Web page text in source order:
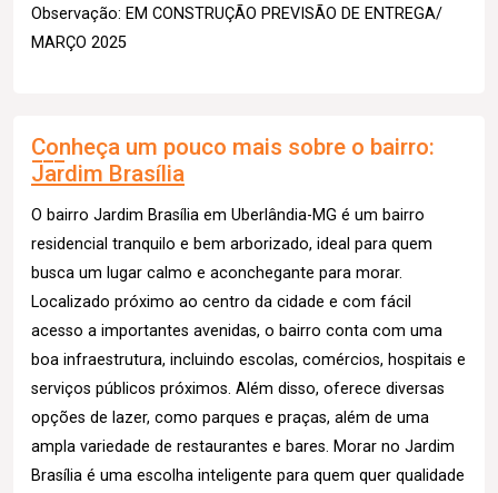
Observação: EM CONSTRUÇÃO PREVISÃO DE ENTREGA/
MARÇO 2025
Conheça um pouco mais sobre o bairro:
Jardim Brasília
O bairro Jardim Brasília em Uberlândia-MG é um bairro
residencial tranquilo e bem arborizado, ideal para quem
busca um lugar calmo e aconchegante para morar.
Localizado próximo ao centro da cidade e com fácil
acesso a importantes avenidas, o bairro conta com uma
boa infraestrutura, incluindo escolas, comércios, hospitais e
serviços públicos próximos. Além disso, oferece diversas
opções de lazer, como parques e praças, além de uma
ampla variedade de restaurantes e bares. Morar no Jardim
Brasília é uma escolha inteligente para quem quer qualidade